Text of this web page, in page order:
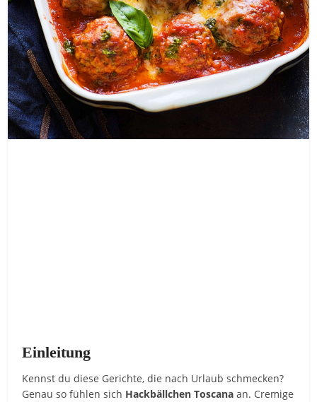
Einleitung
Kennst du diese Gerichte, die nach Urlaub schmecken?
Genau so fühlen sich Hackbällchen Toscana an. Cremige